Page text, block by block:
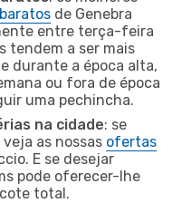
de Genebra
entre terça-feira
tendem a ser mais
durante a época alta,
ou fora de época
uma pechincha.
na cidade: se
as nossas ofertas
E se desejar
pode oferecer-lhe
total.